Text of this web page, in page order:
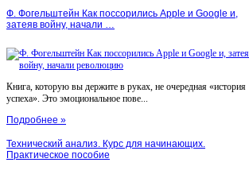
Ф. Фогельштейн Как поссорились Apple и Google и,
затеяв войну, начали …
Книга, которую вы держите в руках, не очередная «история
успеха». Это эмоциональное пове...
Подробнее »
Технический анализ. Курс для начинающих.
Практическое пособие